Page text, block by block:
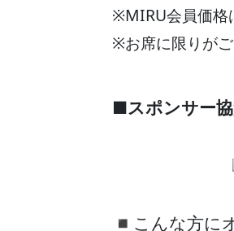
※MIRU会員価格
※お席に限りが
■スポンサー
◾️こんな方に